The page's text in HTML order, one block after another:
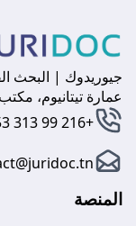
جيوريدوك | البحث
عمارة تيتانيوم، مكتب رقم 16 - 1053 ضفاف
+216 99 313 253
المنصة